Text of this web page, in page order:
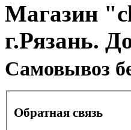
Магазин
г.Рязань.
Cамовывоз
Обратная связь